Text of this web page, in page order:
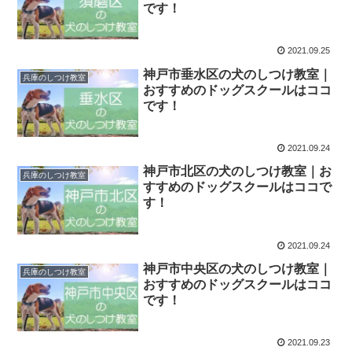
です！
2021.09.25
兵庫のしつけ教室
神戸市垂水区の犬のしつけ教室｜
おすすめのドッグスクールはココ
です！
2021.09.24
兵庫のしつけ教室
神戸市北区の犬のしつけ教室｜お
すすめのドッグスクールはココで
す！
2021.09.24
兵庫のしつけ教室
神戸市中央区の犬のしつけ教室｜
おすすめのドッグスクールはココ
です！
2021.09.23